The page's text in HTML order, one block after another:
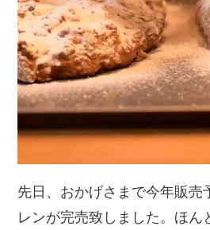
先日、おかげさまで今年販売
レンが完売致しました。 ほん